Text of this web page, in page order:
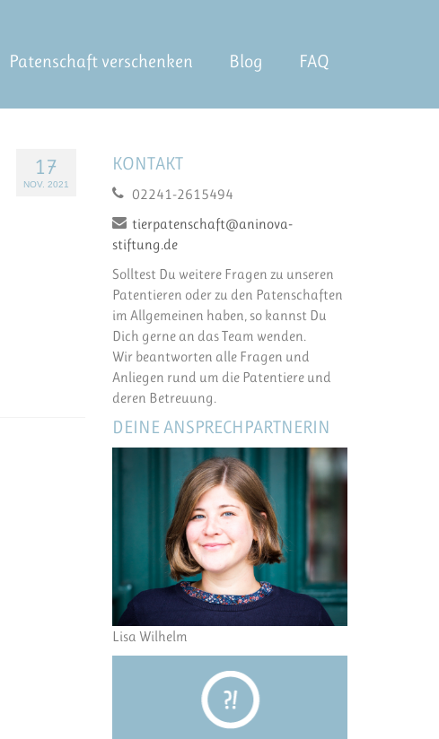
Patenschaft verschenken Blog FAQ
17
NOV. 2021
KONTAKT
02241-2615494
tierpatenschaft@aninova-
stiftung.de
Solltest Du weitere Fragen zu unseren
Patentieren oder zu den Patenschaften
im Allgemeinen haben, so kannst Du
Dich gerne an das Team wenden.
Wir beantworten alle Fragen und
Anliegen rund um die Patentiere und
deren Betreuung.
DEINE ANSPRECHPARTNERIN
Lisa Wilhelm